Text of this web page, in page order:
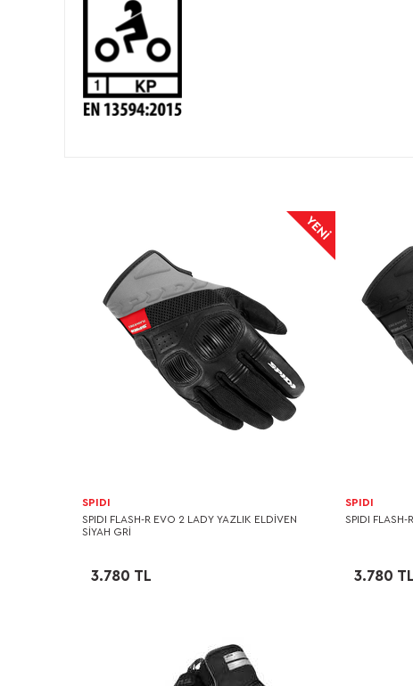
SPIDI
SPIDI FLASH-R EVO 2 LADY YAZLIK ELDİVEN
SİYAH GRİ
3.780 TL
SPIDI
SPIDI FLASH-
3.780 TL